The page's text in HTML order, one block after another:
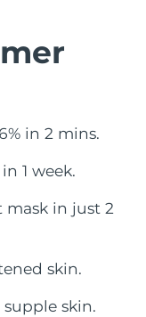
in 2 mins.
1 week.
mask in just 2
skin.
skin.
预计送达日期8/13/26